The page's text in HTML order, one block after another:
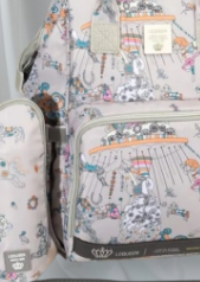
40